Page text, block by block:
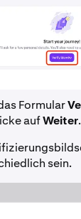
Formular
aufWeiter.
sein.